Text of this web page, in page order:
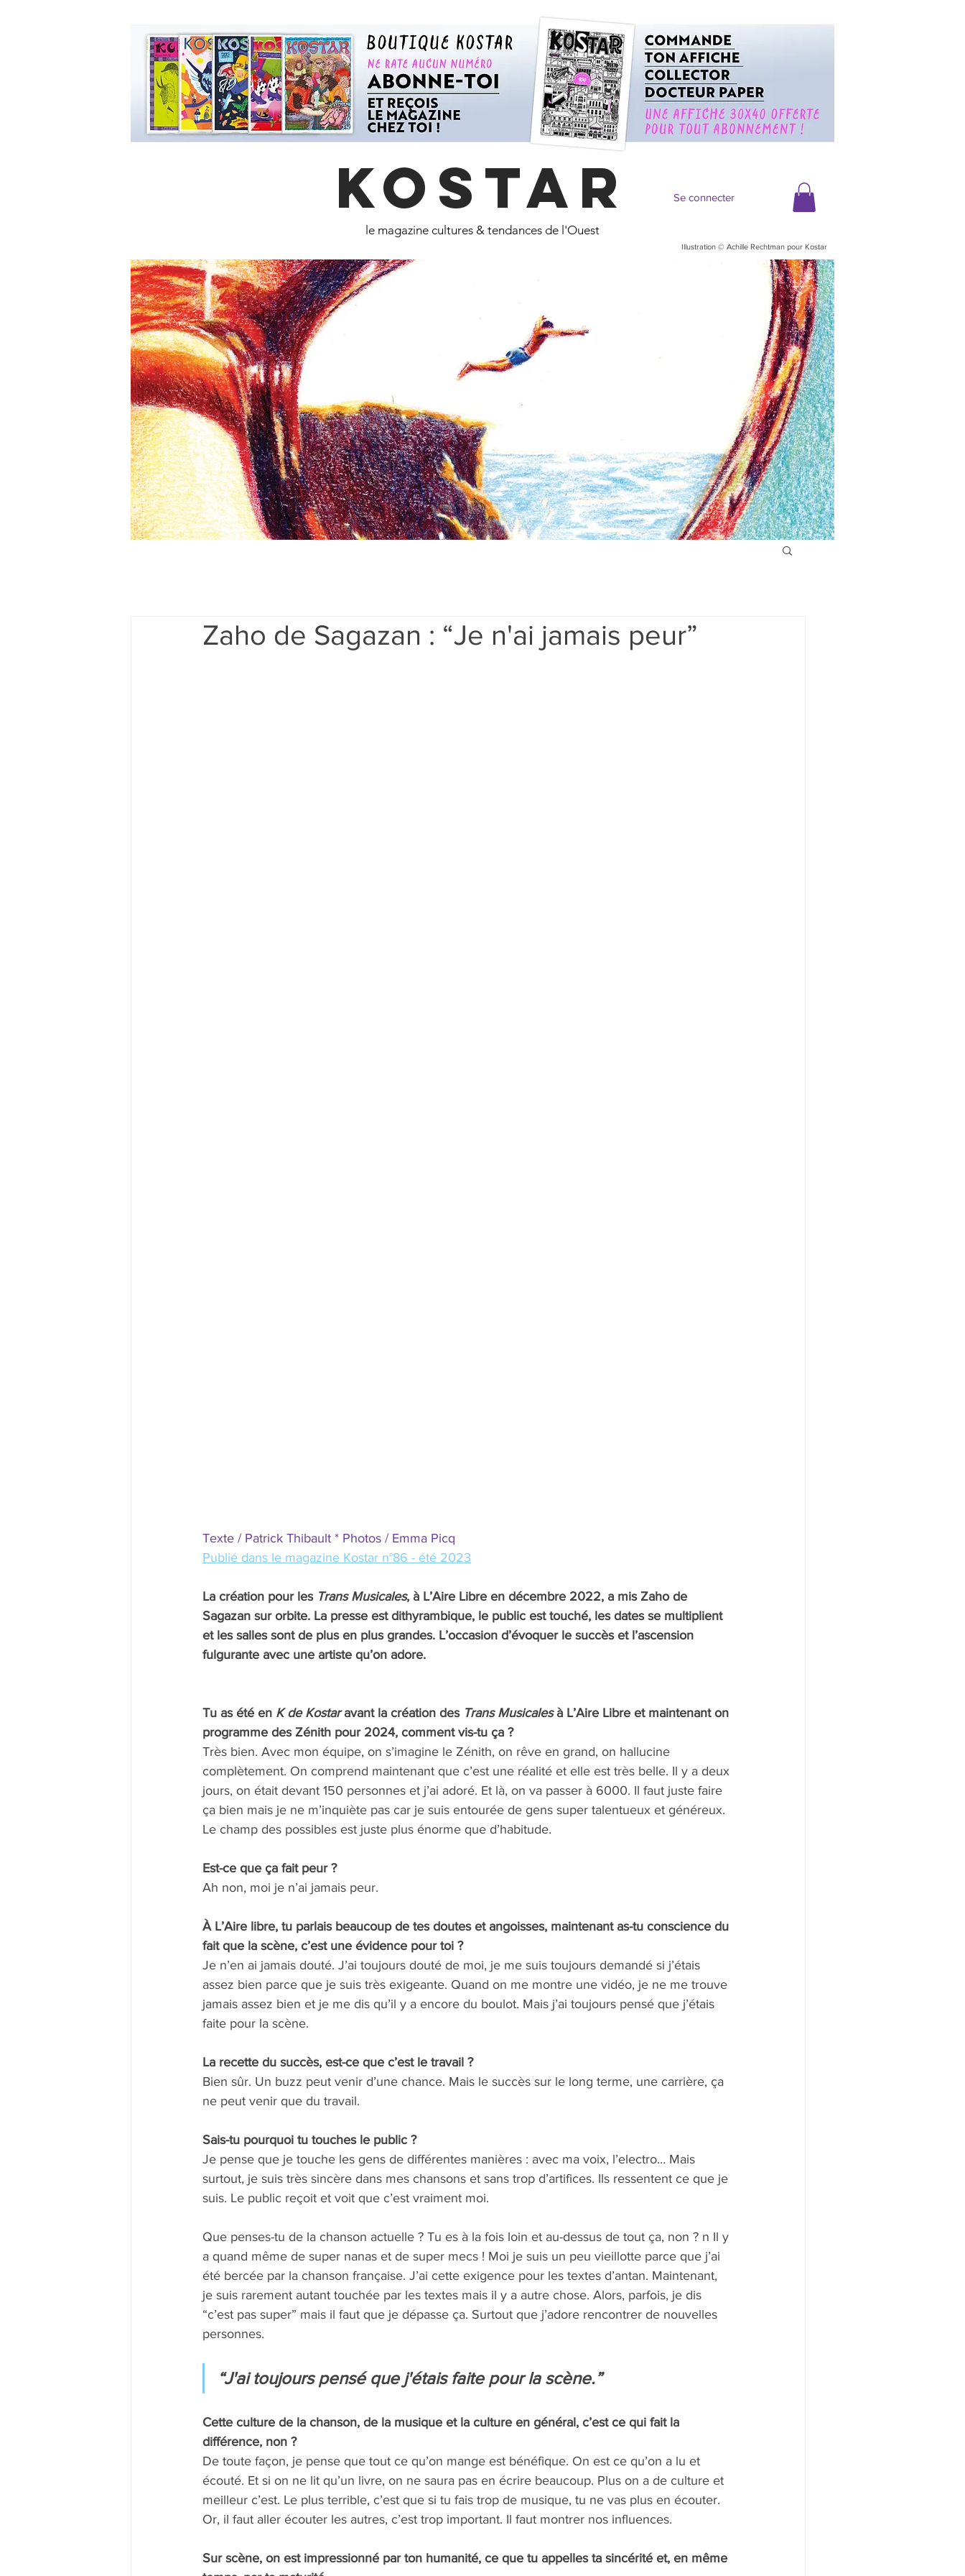
KOSTAR Se connecter
le magazine cultures & tendances de l'Ouest
Illustration © Achille Rechtman pour Kostar
Zaho de Sagazan : “Je n'ai jamais peur”
Texte / Patrick Thibault * Photos / Emma Picq
Publié dans le magazine Kostar n°86 - été 2023
La création pour les Trans Musicales, à L’Aire Libre en décembre 2022, a mis Zaho de
Sagazan sur orbite. La presse est dithyrambique, le public est touché, les dates se multiplient
et les salles sont de plus en plus grandes. L’occasion d’évoquer le succès et l’ascension
fulgurante avec une artiste qu’on adore.
Tu as été en K de Kostar avant la création des Trans Musicales à L’Aire Libre et maintenant on
programme des Zénith pour 2024, comment vis-tu ça ?
Très bien. Avec mon équipe, on s’imagine le Zénith, on rêve en grand, on hallucine
complètement. On comprend maintenant que c’est une réalité et elle est très belle. Il y a deux
jours, on était devant 150 personnes et j’ai adoré. Et là, on va passer à 6000. Il faut juste faire
ça bien mais je ne m’inquiète pas car je suis entourée de gens super talentueux et généreux.
Le champ des possibles est juste plus énorme que d’habitude.
Est-ce que ça fait peur ?
Ah non, moi je n’ai jamais peur.
À L’Aire libre, tu parlais beaucoup de tes doutes et angoisses, maintenant as-tu conscience du
fait que la scène, c’est une évidence pour toi ?
Je n’en ai jamais douté. J’ai toujours douté de moi, je me suis toujours demandé si j’étais
assez bien parce que je suis très exigeante. Quand on me montre une vidéo, je ne me trouve
jamais assez bien et je me dis qu’il y a encore du boulot. Mais j’ai toujours pensé que j’étais
faite pour la scène.
La recette du succès, est-ce que c’est le travail ?
Bien sûr. Un buzz peut venir d’une chance. Mais le succès sur le long terme, une carrière, ça
ne peut venir que du travail.
Sais-tu pourquoi tu touches le public ?
Je pense que je touche les gens de différentes manières : avec ma voix, l’electro… Mais
surtout, je suis très sincère dans mes chansons et sans trop d’artifices. Ils ressentent ce que je
suis. Le public reçoit et voit que c’est vraiment moi.
Que penses-tu de la chanson actuelle ? Tu es à la fois loin et au-dessus de tout ça, non ? n Il y
a quand même de super nanas et de super mecs ! Moi je suis un peu vieillotte parce que j’ai
été bercée par la chanson française. J’ai cette exigence pour les textes d’antan. Maintenant,
je suis rarement autant touchée par les textes mais il y a autre chose. Alors, parfois, je dis
“c’est pas super” mais il faut que je dépasse ça. Surtout que j’adore rencontrer de nouvelles
personnes.
“J'ai toujours pensé que j'étais faite pour la scène.”
Cette culture de la chanson, de la musique et la culture en général, c’est ce qui fait la
différence, non ?
De toute façon, je pense que tout ce qu’on mange est bénéfique. On est ce qu’on a lu et
écouté. Et si on ne lit qu’un livre, on ne saura pas en écrire beaucoup. Plus on a de culture et
meilleur c’est. Le plus terrible, c’est que si tu fais trop de musique, tu ne vas plus en écouter.
Or, il faut aller écouter les autres, c’est trop important. Il faut montrer nos influences.
Sur scène, on est impressionné par ton humanité, ce que tu appelles ta sincérité et, en même